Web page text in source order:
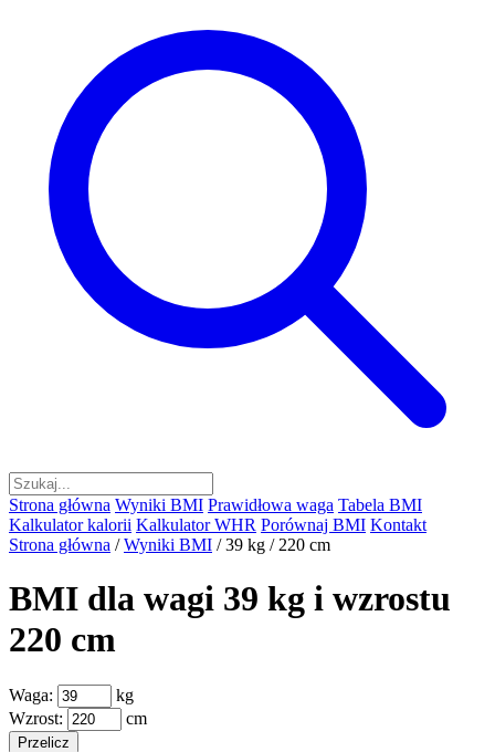
Strona główna Wyniki BMI Prawidłowa waga Tabela BMI
Kalkulator kalorii Kalkulator WHR Porównaj BMI Kontakt
Strona główna / Wyniki BMI / 39 kg / 220 cm
BMI dla wagi 39 kg i wzrostu
220 cm
Waga:
kg
Wzrost:
cm
Przelicz